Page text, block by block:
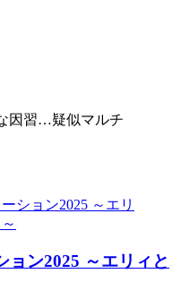
因習…疑似マルチ
ョン2025 ～エリィと